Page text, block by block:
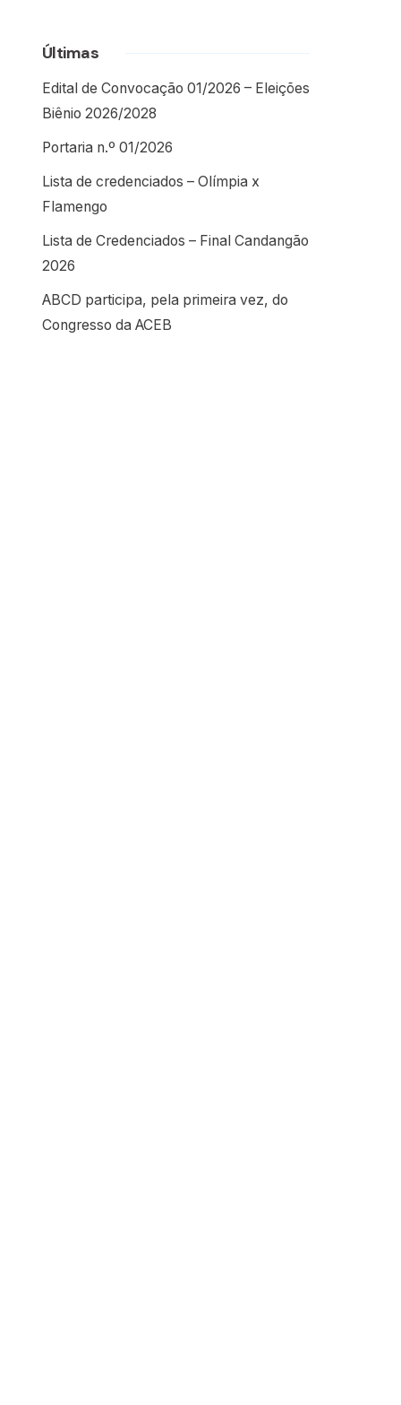
Últimas
Edital de Convocação 01/2026 – Eleições
Biênio 2026/2028
Portaria n.º 01/2026
Lista de credenciados – Olímpia x
Flamengo
Lista de Credenciados – Final Candangão
2026
ABCD participa, pela primeira vez, do
Congresso da ACEB